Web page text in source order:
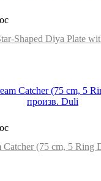
Shaped Diya Plate
(75 cm, 5 Ring